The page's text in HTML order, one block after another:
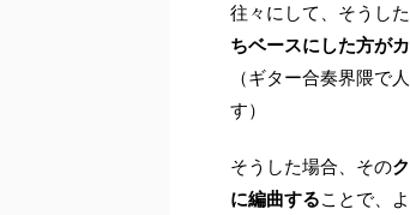
往々にして、そうし
ちベースにした方が
（ギター合奏界隈で
す）
そうした場合、その
に編曲することで、